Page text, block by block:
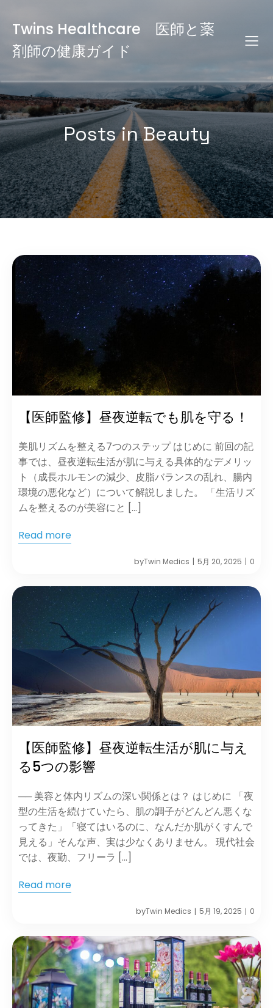
Twins Healthcare 医師と薬
剤師の健康ガイド
Posts in Beauty
【医師監修】昼夜逆転でも肌を守る！
美肌リズムを整える7つのステップ はじめに 前回の記
事では、昼夜逆転生活が肌に与える具体的なデメリッ
ト（成長ホルモンの減少、皮脂バランスの乱れ、腸内
環境の悪化など）について解説しました。 「生活リズ
ムを整えるのが美容にと […]
Read more
byTwin Medics | 5月 20, 2025 | 0
【医師監修】昼夜逆転生活が肌に与え
る5つの影響
── 美容と体内リズムの深い関係とは？ はじめに 「夜
型の生活を続けていたら、肌の調子がどんどん悪くな
ってきた」「寝てはいるのに、なんだか肌がくすんで
見える」そんな声、実は少なくありません。 現代社会
では、夜勤、フリーラ […]
Read more
byTwin Medics | 5月 19, 2025 | 0